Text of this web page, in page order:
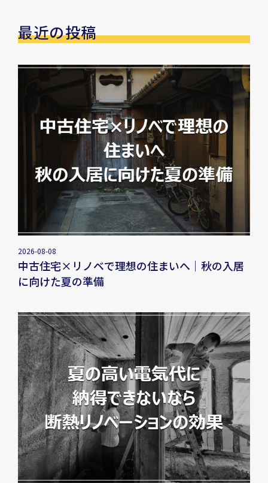
最近の投稿
2026-08-08
中古住宅×リノベで理想の住まいへ｜秋の入居
に向けた夏の準備